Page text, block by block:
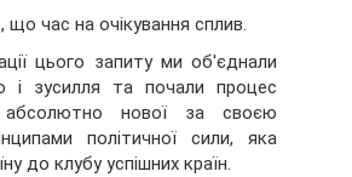
що час на очікування сплив.
цього запиту ми об'єднали
і зусилля та почали процес
абсолютно нової за своєю
політичної сили, яка
до клубу успішних країн.